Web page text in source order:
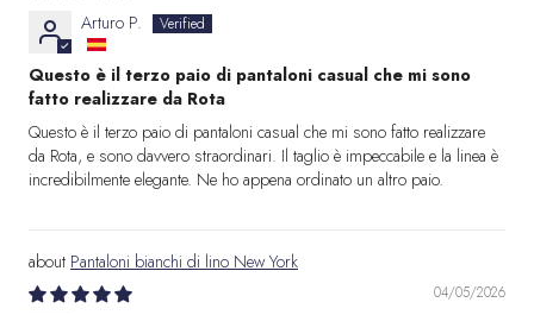
Arturo P.
Questo è il terzo paio di pantaloni casual che mi sono
fatto realizzare da Rota
Questo è il terzo paio di pantaloni casual che mi sono fatto realizzare
da Rota, e sono davvero straordinari. Il taglio è impeccabile e la linea è
incredibilmente elegante. Ne ho appena ordinato un altro paio.
Pantaloni bianchi di lino New York
04/05/2026